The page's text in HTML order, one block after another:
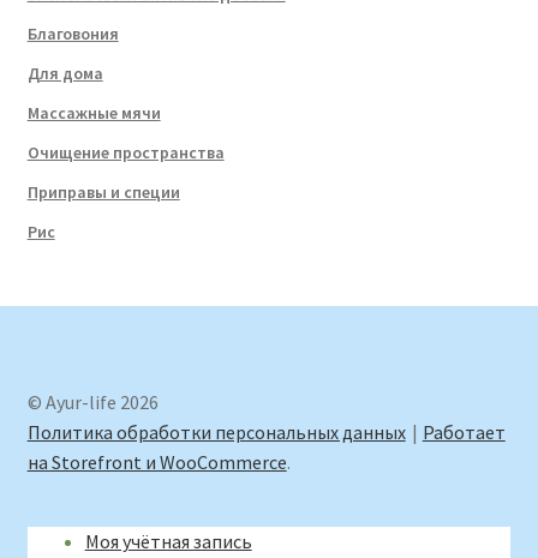
Благовония
Для дома
Массажные мячи
Очищение пространства
Приправы и специи
Рис
© Ayur-life 2026
Политика обработки персональных данных
Работает
на Storefront и WooCommerce.
Моя учётная запись